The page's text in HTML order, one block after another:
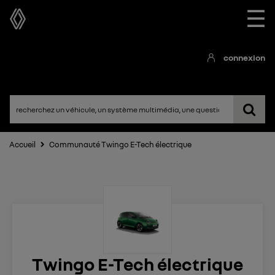
☰
connexion
Accueil Communauté Twingo E-Tech électrique
Twingo E-Tech électrique